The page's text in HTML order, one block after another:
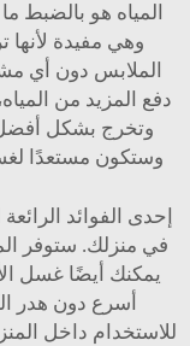
المياه هو بالضبط
وهي مفيدة
الملابس دون أي
دفع المزيد من
وتخرج بشكل
وستكون مستعدًا
إحدى الفوائد
في منزلك. ستوفر
يمكنك أيضًا غسل
أسرع دون هدر
للاستخدام داخل